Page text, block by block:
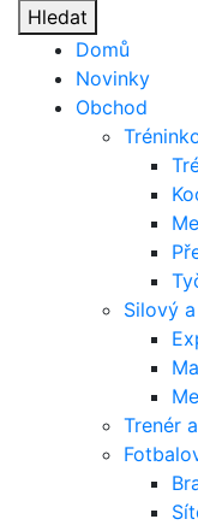
Hledat
Domů
Novinky
Obchod
Silový
Trenér